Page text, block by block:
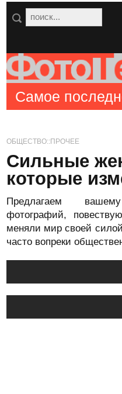
Самое
ОБЩЕСТВО::ПРОЧЕЕ
Сильные
которые
Предлагаем
фотографий,
меняли мир своей
часто вопреки